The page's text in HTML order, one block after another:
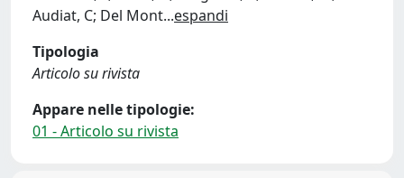
Audiat, C; Del Mont...espandi
Tipologia
Articolo su rivista
Appare nelle tipologie:
01 - Articolo su rivista